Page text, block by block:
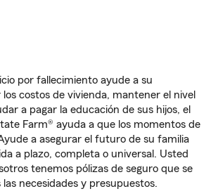
por fallecimiento ayude a su
costos de vivienda, mantener el nivel
a pagar la educación de sus hijos, el
Farm® ayuda a que los momentos de
a asegurar el futuro de su familia
a plazo, completa o universal. Usted
tenemos pólizas de seguro que se
necesidades y presupuestos.